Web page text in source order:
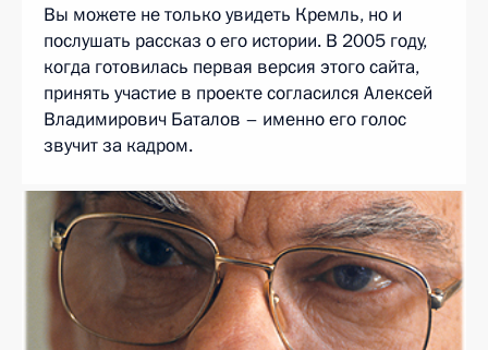
Вы можете не только увидеть Кремль, но и
послушать рассказ о его истории. В 2005 году,
когда готовилась первая версия этого сайта,
принять участие в проекте согласился Алексей
Владимирович Баталов – именно его голос
звучит за кадром.